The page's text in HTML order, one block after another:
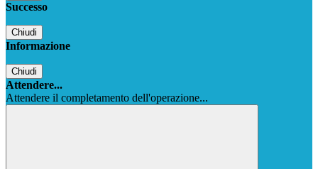
Successo
Chiudi
Informazione
Chiudi
Attendere...
Attendere il completamento dell'operazione...